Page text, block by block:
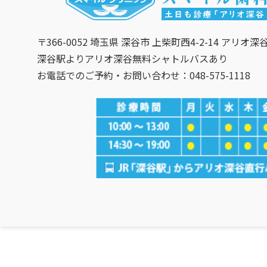
〒366-0052 埼玉県 深谷市 上柴町西4-2-14 アリオ深
深谷駅よりアリオ深谷無料シャトルバスあり
お電話でのご予約・お問い合わせ：048-575-1118